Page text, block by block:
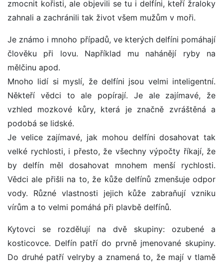
zmocnit kořisti, ale objevili se tu i delfíni, kteří žraloky
zahnali a zachránili tak život všem mužům v moři.
Je známo i mnoho případů, ve kterých delfíni pomáhají
člověku při lovu. Například mu nahánějí ryby na
mělčinu apod.
Mnoho lidí si myslí, že delfíni jsou velmi inteligentní.
Někteří vědci to ale popírají. Je ale zajímavé, že
vzhled mozkové kůry, která je značně zvráštěná a
podobá se lidské.
Je velice zajímavé, jak mohou delfíni dosahovat tak
velké rychlosti, i přesto, že všechny výpočty říkají, že
by delfín měl dosahovat mnohem menší rychlosti.
Vědci ale přišli na to, že kůže delfínů zmenšuje odpor
vody. Různé vlastnosti jejich kůže zabraňují vzniku
vírům a to velmi pomáhá při plavbě delfínů.
Kytovci se rozdělují na dvě skupiny: ozubené a
kosticovce. Delfín patří do prvně jmenované skupiny.
Do druhé patří velryby a znamená to, že mají v tlamě